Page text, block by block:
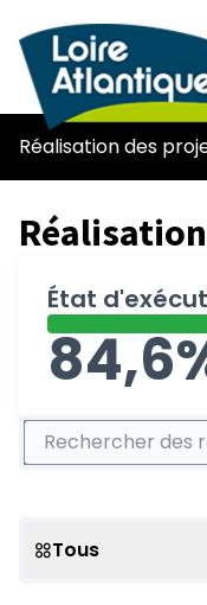
Réalisation des
État
Rechercher des
Scope
Tous